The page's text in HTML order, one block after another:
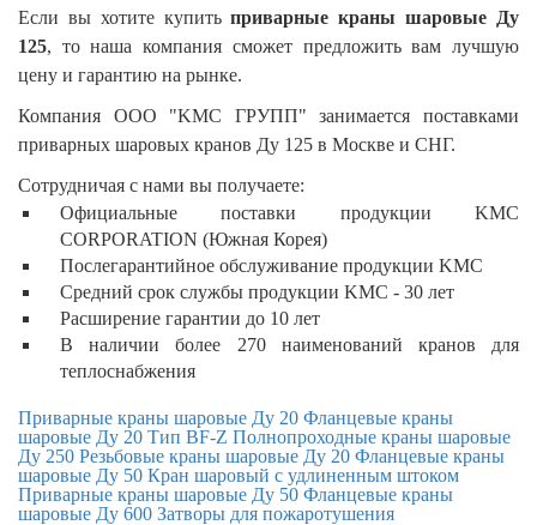
Если вы хотите купитьприварные краны шаровые Ду
125, то наша компания сможет предложить вам лучшую
цену и гарантию на рынке.
Компания ООО "KMC ГРУПП" занимается поставками
приварных шаровых кранов Ду 125 в Москве и СНГ.
Сотрудничая с нами вы получаете:
Официальные поставки продукции KMC
CORPORATION (Южная Корея)
Послегарантийное обслуживание продукции KMC
Средний срок службы продукции KMC - 30 лет
Расширение гарантии до 10 лет
В наличии более 270 наименований кранов для
теплоснабжения
Приварные краны шаровые Ду 20 Фланцевые краны
шаровые Ду 20 Тип BF-Z Полнопроходные краны шаровые
Ду 250 Резьбовые краны шаровые Ду 20 Фланцевые краны
шаровые Ду 50 Кран шаровый с удлиненным штоком
Приварные краны шаровые Ду 50 Фланцевые краны
шаровые Ду 600 Затворы для пожаротушения